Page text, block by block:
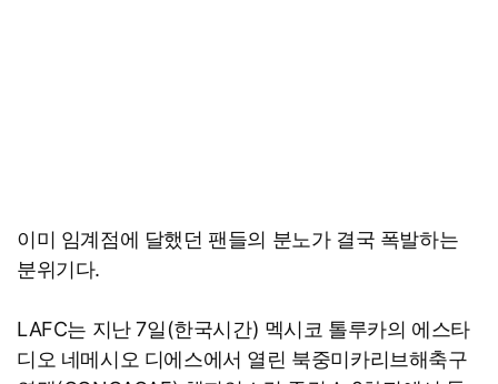
이미 임계점에 달했던 팬들의 분노가 결국 폭발하는
분위기다.
LAFC는 지난 7일(한국시간) 멕시코 톨루카의 에스타
디오 네메시오 디에스에서 열린 북중미카리브해축구